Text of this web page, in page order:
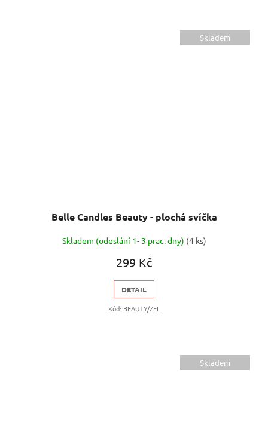
Skladem
Belle Candles Beauty - plochá svíčka
Skladem (odeslání 1- 3 prac. dny) (4 ks)
299 Kč
DETAIL
Kód: BEAUTY/ZEL
Skladem